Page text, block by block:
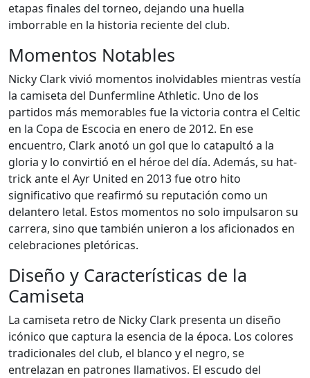
etapas finales del torneo, dejando una huella
imborrable en la historia reciente del club.
Momentos Notables
Nicky Clark vivió momentos inolvidables mientras vestía
la camiseta del Dunfermline Athletic. Uno de los
partidos más memorables fue la victoria contra el Celtic
en la Copa de Escocia en enero de 2012. En ese
encuentro, Clark anotó un gol que lo catapultó a la
gloria y lo convirtió en el héroe del día. Además, su hat-
trick ante el Ayr United en 2013 fue otro hito
significativo que reafirmó su reputación como un
delantero letal. Estos momentos no solo impulsaron su
carrera, sino que también unieron a los aficionados en
celebraciones pletóricas.
Diseño y Características de la
Camiseta
La camiseta retro de Nicky Clark presenta un diseño
icónico que captura la esencia de la época. Los colores
tradicionales del club, el blanco y el negro, se
entrelazan en patrones llamativos. El escudo del